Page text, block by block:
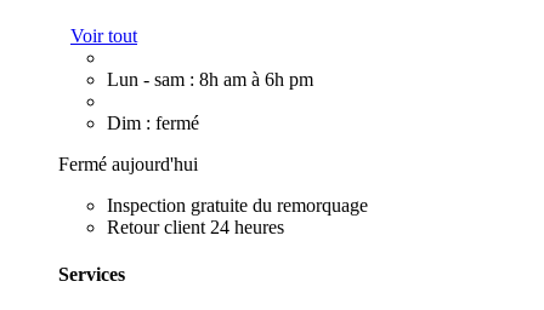
Voir tout
Lun - sam : 8h am à 6h pm
Dim : fermé
Fermé aujourd'hui
Inspection gratuite du remorquage
Retour client 24 heures
Services